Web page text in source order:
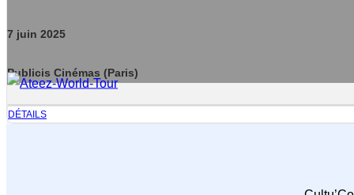
7 juin 2025
Publicis Cinémas (Paris)
DÉTAILS